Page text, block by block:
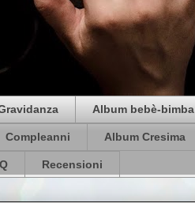
Album bebè-bimba
Compleanni Album Cresima
Recensioni